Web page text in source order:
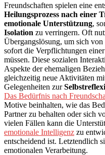
Freundschaften spielen eine
Heilungsprozess nach einer
emotionale Unterstützung,
Isolation zu verringern. Oft
Übergangslösung, um sich
sofort die Verpflichtungen
müssen. Diese sozialen
Aspekte der ehemaligen
gleichzeitig neue Aktivitäten
Gelegenheiten zur
Das Bedürfnis nach
Motive beinhalten, wie das
Partner zu behalten oder sich
vielen Fällen kann die
emotionale Intelligenz zu
entscheidend ist. Letztendlich
emotionalen Verarbeitung.